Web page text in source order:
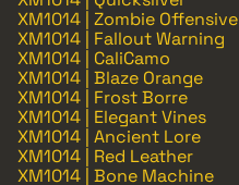
XM1014 | Zombie Offensive
XM1014 | Fallout Warning
XM1014 | CaliCamo
XM1014 | Blaze Orange
XM1014 | Frost Borre
XM1014 | Elegant Vines
XM1014 | Ancient Lore
XM1014 | Red Leather
XM1014 | Bone Machine